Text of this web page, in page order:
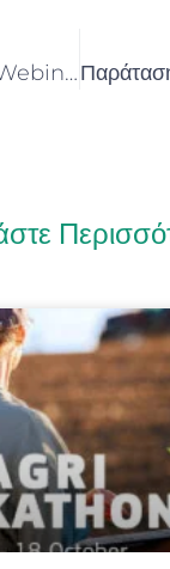
ROBINSON Webinar: Policies, regulations, and social acceptance in the decarbonisation of islands – Episode 2